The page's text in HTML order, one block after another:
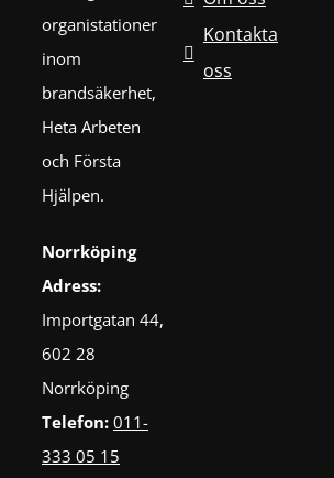
organistationer
inom
brandsäkerhet,
Heta Arbeten
och Första
Hjälpen.
Norrköping
Adress:
Importgatan 44,
602 28
Norrköping
Telefon: 011-
333 05 15
Kontakta
oss